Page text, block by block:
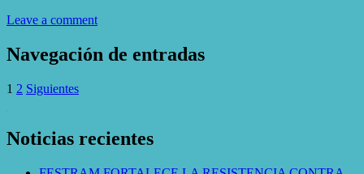
Leave a comment
Navegación de entradas
1 2 Siguientes
Noticias recientes